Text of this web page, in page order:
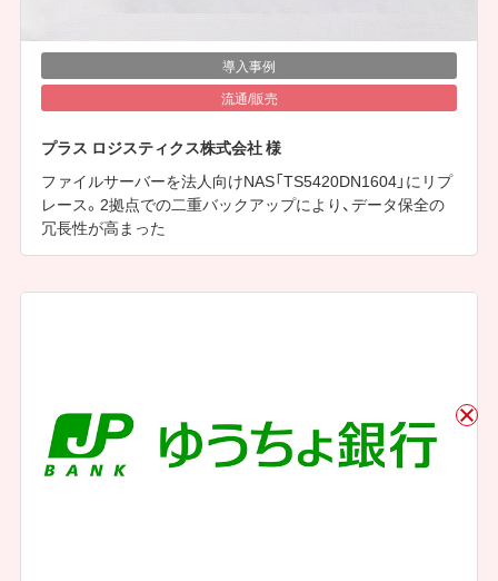
導入事例
流通/販売
プラス ロジスティクス株式会社 様
ファイルサーバーを法人向けNAS「TS5420DN1604」にリプ
レース。2拠点での二重バックアップにより、データ保全の
冗長性が高まった